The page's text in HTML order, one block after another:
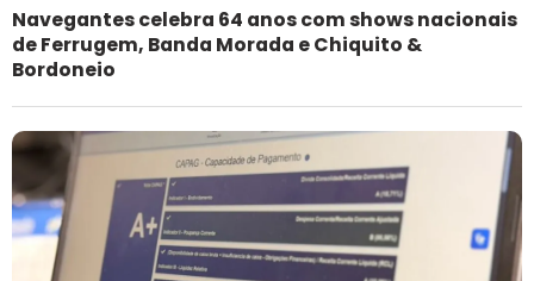
Navegantes celebra 64 anos com shows nacionais
de Ferrugem, Banda Morada e Chiquito &
Bordoneio